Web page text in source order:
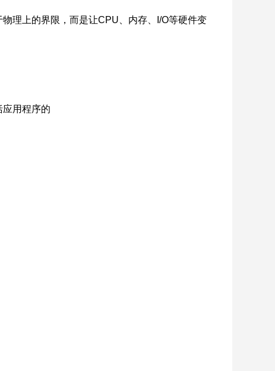
理上的界限，而是让CPU、内存、I/O等硬件变
用程序的